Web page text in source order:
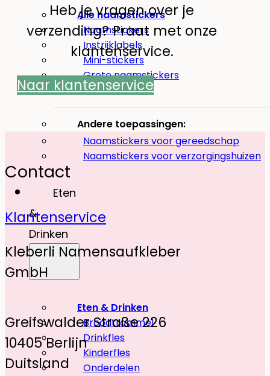
Alle naamstickers
Naamstickers
Instrijklabels
Mini-stickers
Grote naamstickers
Potloodlabels
Andere toepassingen:
Naamstickers voor gereedschap
Naamstickers voor verzorgingshuizen
Eten
&
Drinken
Eten & Drinken
Broodtrommel
Drinkfles
Kinderfles
Onderdelen
Heb je vragen over je
verzending? Praat met onze
klantenservice.
Naar klantenservice
Contact
Klantenservice
Kleberli Namensaufkleber
GmbH
Greifswalder Straße 226
10405 Berlijn
Duitsland